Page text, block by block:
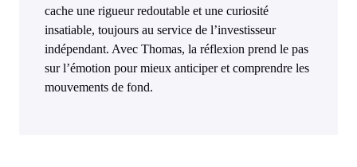
cache une rigueur redoutable et une curiosité
insatiable, toujours au service de l’investisseur
indépendant. Avec Thomas, la réflexion prend le pas
sur l’émotion pour mieux anticiper et comprendre les
mouvements de fond.